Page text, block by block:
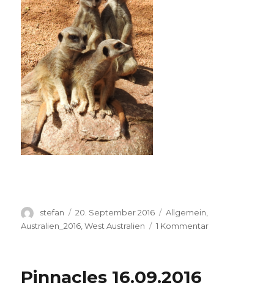
Autor
stefan
Veröffentlicht
am
20. September 2016 Kategorien
Allgemein,
Australien_2016 ,West Australien 1 Kommentarzu
Pinnacles 16.09.2016